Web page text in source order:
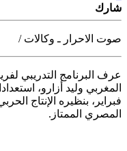
شارك
صوت الاحرار ـ وكالات /
عرف البرنامج التدريبي
المغربي وليد أزارو،
المصري الممتاز.